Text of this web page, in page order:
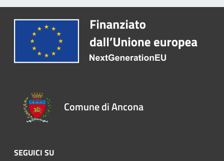
Comune di Ancona
SEGUICI SU